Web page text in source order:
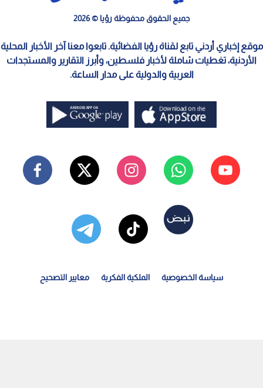
جميع الحقوق محفوظة رؤيا © 2026
موقع إخباري أردني تابع لقناة رؤيا الفضائية. تابعوا معنا آخر الأخبار المحلية
الأردنية، تغطيات شاملة لأخبار فلسطين، وأبرز التقارير والمستجدات
العربية والدولية على مدار الساعة.
سياسة الخصوصية الملكية الفكرية معايير التصحيح